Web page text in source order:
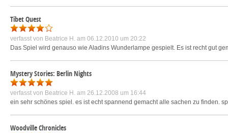
Tibet Quest
verfasst von Beatrice H. am 06.12.2010 um 20:22
Das Spiel wird genauso wie Aladins Wunderlampe gespielt. Es ist recht gut
Mystery Stories: Berlin Nights
verfasst von Beatrice H. am 26.12.2008 um 16:44
ein sehr schönes spiel. es ist echt spannend gemacht alle sachen zu finden.
Woodville Chronicles